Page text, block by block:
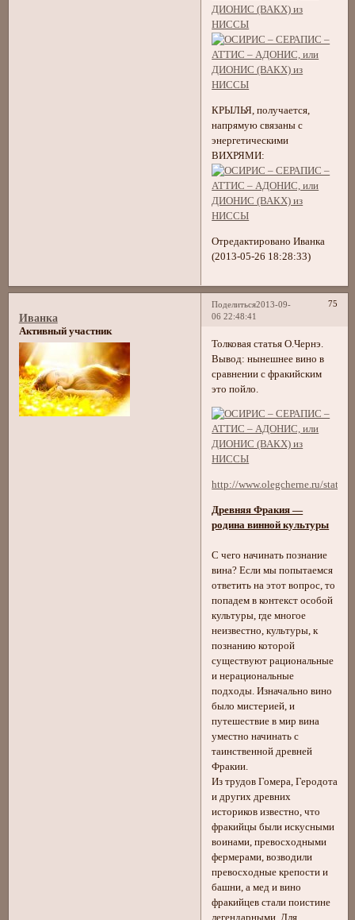
КРЫЛЬЯ, получается,
напрямую связаны с
энергетическими
ВИХРЯМИ:
Отредактировано Иванка
(2013-05-26 18:28:33)
Поделиться 75
2013-09-
06 22:48:41
Иванка
Активный участник
Толковая статья О.Чернэ.
Вывод: нынешнее вино в
сравнении с фракийским
это пойло.
http://www.olegcherne.ru/statyi/
Древняя Фракия —
родина винной культуры
С чего начинать познание
вина? Если мы попытаемся
ответить на этот вопрос, то
попадем в контекст особой
культуры, где многое
неизвестно, культуры, к
познанию которой
существуют рациональные
и нерациональные
подходы. Изначально вино
было мистерией, и
путешествие в мир вина
уместно начинать с
таинственной древней
Фракии.
Из трудов Гомера, Геродота
и других древних
историков известно, что
фракийцы были искусными
воинами, превосходными
фермерами, возводили
превосходные крепости и
башни, а мед и вино
фракийцев стали поистине
легендарными. Для